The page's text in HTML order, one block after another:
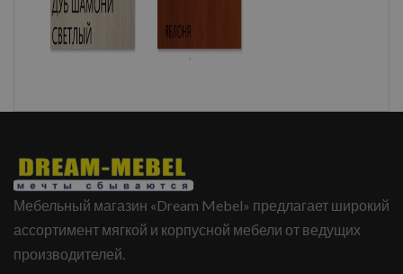
Мебельный магазин «Dream Mebel» предлагает широкий
ассортимент мягкой и корпусной мебели от ведущих
производителей.